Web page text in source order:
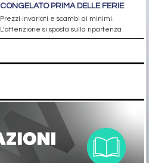
CONGELATO PRIMA DELLE FERIE
Prezzi invariati e scambi ai minimi.
L’attenzione si sposta sulla ripartenza